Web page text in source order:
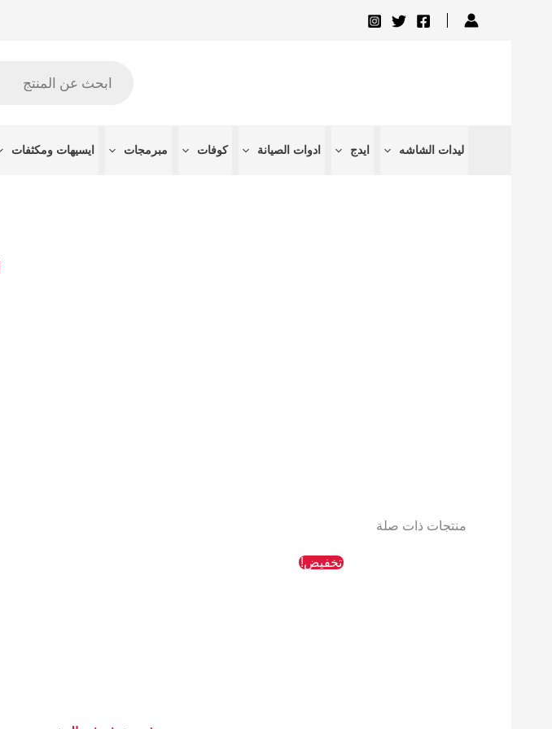
ليدات الشاشه ايدج ادوات الصيانة كوفات مبرمجات ايسيهات ومكثفات
منتجات ذات صلة
تخفيض!
السعر
الأصلي